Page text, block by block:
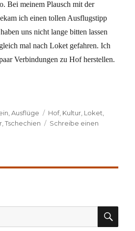
Bei meinem Plausch mit der
ich einen tollen Ausflugstipp
uns nicht lange bitten lassen
mal nach Loket gefahren. Ich
Verbindungen zu Hof herstellen.
,Ausflüge Schlagwörter
Hof, Kultur Loket
,Tschechien
Schreibe einen